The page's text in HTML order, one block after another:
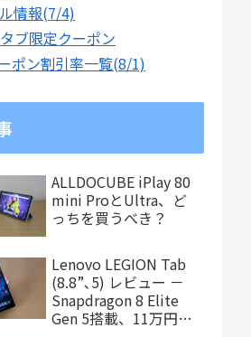
情報(7/4)
ブ限定クーポン
ポン割引率一覧(8/1)
ALLDOCUBE iPlay 80
mini ProとUltra、ど
っちを買うべき？
Lenovo LEGION Tab
(8.8”､5) レビュー －
Snapdragon 8 Elite
Gen 5搭載、11万円台